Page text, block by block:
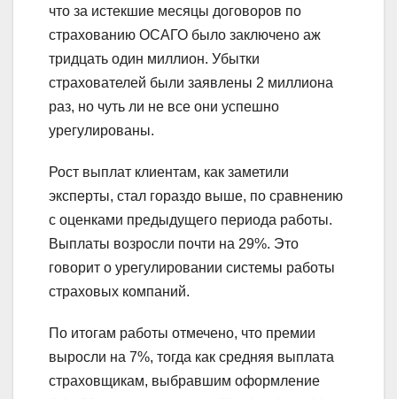
что за истекшие месяцы договоров по
страхованию ОСАГО было заключено аж
тридцать один миллион. Убытки
страхователей были заявлены 2 миллиона
раз, но чуть ли не все они успешно
урегулированы.
Рост выплат клиентам, как заметили
эксперты, стал гораздо выше, по сравнению
с оценками предыдущего периода работы.
Выплаты возросли почти на 29%. Это
говорит о урегулировании системы работы
страховых компаний.
По итогам работы отмечено, что премии
выросли на 7%, тогда как средняя выплата
страховщикам, выбравшим оформление